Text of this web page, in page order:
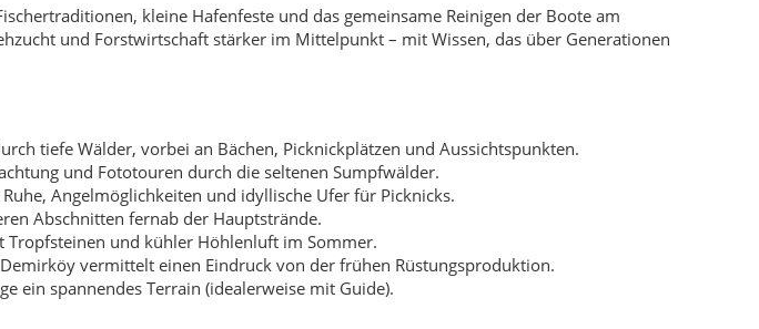
erreichbar. Busse fahren über Kırklareli und Vize.
sollte man Bargeld dabeihaben.
Restaurants gesprochen.
schwächer sein – ideal zum „Digital Detox“.
genügt.
Küstenbereiche. Besucher sollten auf ausgewiesenen Wegen bleiben, keinen Müll
Unterkünfte arbeiten bereits mit energiesparenden Konzepten und regionalen